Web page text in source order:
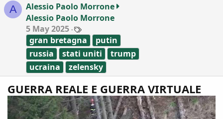
o
n
s
:
A
Alessio Paolo Morrone
Alessio Paolo Morrone
5 May 2025
a
g
s
gran bretagna
putin
russia
stati uniti
trump
ucraina
zelensky
GUERRA REALE E GUERRA VIRTUALE